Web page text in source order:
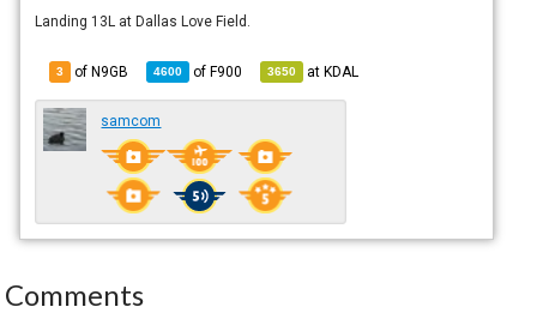
Landing 13L at Dallas Love Field.
3 of N9GB 4600 ofF900 3650 atKDAL
samcom
Comments